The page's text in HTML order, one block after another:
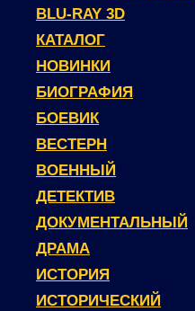
BLU-RAY 3D
КАТАЛОГ
НОВИНКИ
БИОГРАФИЯ
БОЕВИК
ВЕСТЕРН
ВОЕННЫЙ
ДЕТЕКТИВ
ДОКУМЕНТАЛЬНЫЙ
ДРАМА
ИСТОРИЯ
ИСТОРИЧЕСКИЙ